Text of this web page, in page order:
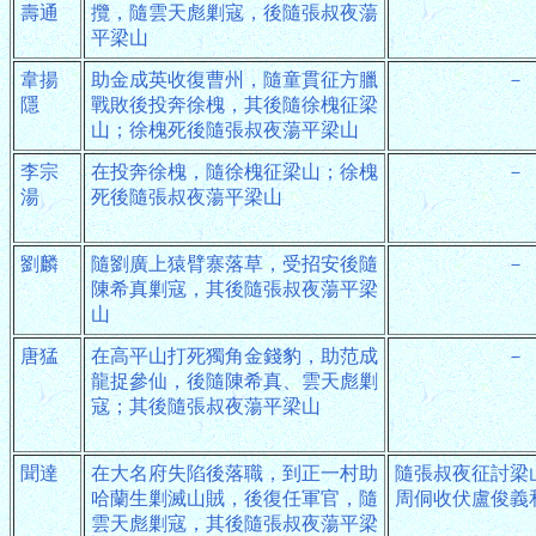
壽通
攬，隨雲天彪剿寇，後隨張叔夜蕩
平梁山
韋揚
隱
助金成英收復曹州，隨童貫征方臘
戰敗後投奔徐槐，其後隨徐槐征梁
山；徐槐死後隨張叔夜蕩平梁山
－
李宗
湯
在投奔徐槐，隨徐槐征梁山；徐槐
死後隨張叔夜蕩平梁山
－
劉麟
隨劉廣上猿臂寨落草，受招安後隨
陳希真剿寇，其後隨張叔夜蕩平梁
山
－
唐猛
在高平山打死獨角金錢豹，助范成
龍捉參仙，後隨陳希真、雲天彪剿
寇；其後隨張叔夜蕩平梁山
－
聞達
在大名府失陷後落職，到正一村助
哈蘭生剿滅山賊，後復任軍官，隨
雲天彪剿寇，其後隨張叔夜蕩平梁
隨張叔夜征討梁
周侗收伏盧俊義